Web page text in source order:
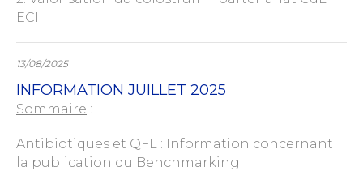
ECI
13/08/2025
INFORMATION JUILLET 2025
Sommaire :
Antibiotiques et QFL : Information concernant
la publication du Benchmarking